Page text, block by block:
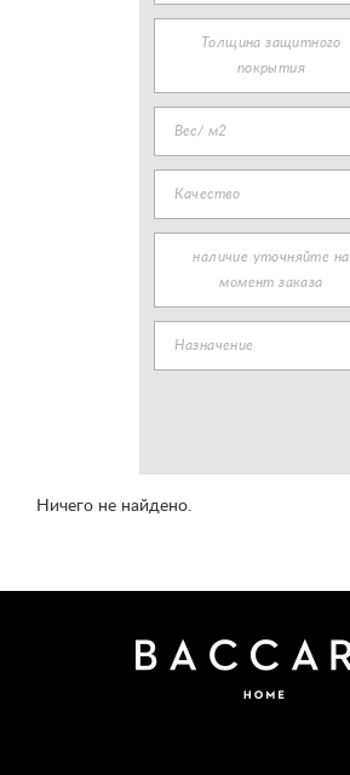
Толщина защитного
покрытия
Вес/ м2
Качество
наличие уточняйте на
момент заказа
Назначение
Ничего не найдено.